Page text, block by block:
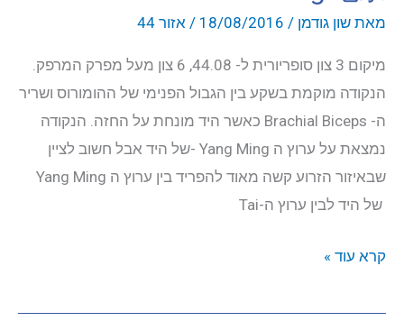
מאת שון גודמן /
18/08/2016
/ אזור 44
מיקום 3 צון סופריורית ל- 44.08, 6 צון מעל מפרק המרפק.
הנקודה מוקמת בשקע בין הגבול הפנימי של ההומורוס ושריר
ה- Brachial Biceps כאשר היד מונחת על החזה. הנקודה
נמצאת על ערוץ ה Yang Ming -של היד אבל חשוב לציין
שבאיזור הזרוע קשה מאוד להפריד בין ערוץ ה Yang Ming
של היד לבין ערוץ ה-Tai
44.09
קדמון
קרא עוד »